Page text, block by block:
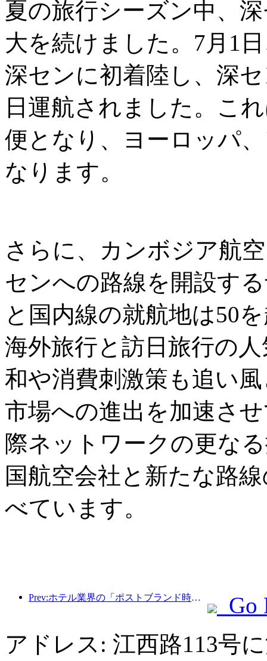
夏の旅行シーズン中、
大を続けました。7月1
深センに初着陸し、深
日運航されました。こ
便となり、ヨーロッパ
なります。
さらに、カンボジア航
センへの路線を開設す
と国内線の就航地は50
海外旅行と訪日旅行の
和や消費刺激策も追い
市場への進出を加速さ
際ネットワークの更な
国航空会社と新たな路
べています。
Prev:ホテル業界の「ポストブランド時代」：規模拡大から効率化へ
Go
アドレス: 江西路113号